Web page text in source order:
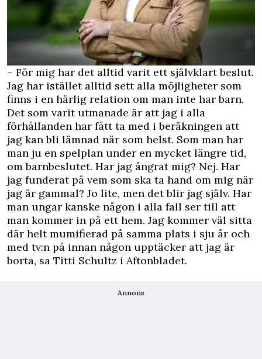
– För mig har det alltid varit ett självklart beslut.
Jag har istället alltid sett alla möjligheter som
finns i en härlig relation om man inte har barn.
Det som varit utmanade är att jag i alla
förhållanden har fått ta med i beräkningen att
jag kan bli lämnad när som helst. Som man har
man ju en spelplan under en mycket längre tid,
om barnbeslutet. Har jag ångrat mig? Nej. Har
jag funderat på vem som ska ta hand om mig när
jag är gammal? Jo lite, men det blir jag själv. Har
man ungar kanske någon i alla fall ser till att
man kommer in på ett hem. Jag kommer väl sitta
där helt mumifierad på samma plats i sju år och
med tv:n på innan någon upptäcker att jag är
borta, sa Titti Schultz i Aftonbladet.
Annons